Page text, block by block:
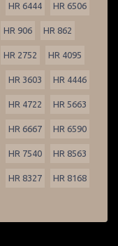
HR 6444 HR 6506
HR 906 HR 862
HR 2752 HR 4095
HR 3603 HR 4446
HR 4722 HR 5663
HR 6667 HR 6590
HR 7540 HR 8563
HR 8327 HR 8168